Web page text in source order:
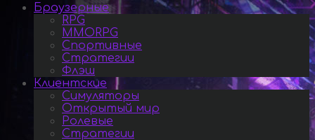
Браузерные
RPG
MMORPG
Спортивные
Стратегии
Флэш
Клиентские
Симуляторы
Открытый мир
Ролевые
Стратегии